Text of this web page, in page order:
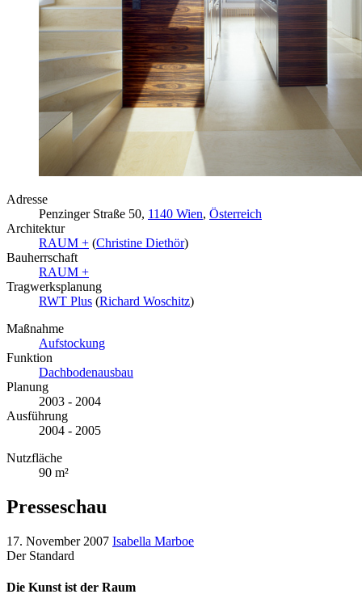
Adresse
Penzinger Straße 50, 1140 Wien, Österreich
Architektur
RAUM + (Christine Diethör)
Bauherrschaft
RAUM +
Tragwerksplanung
RWT Plus (Richard Woschitz)
Maßnahme
Aufstockung
Funktion
Dachbodenausbau
Planung
2003 - 2004
Ausführung
2004 - 2005
Nutzfläche
90 m²
Presseschau
17. November 2007 Isabella Marboe
Der Standard
Die Kunst ist der Raum